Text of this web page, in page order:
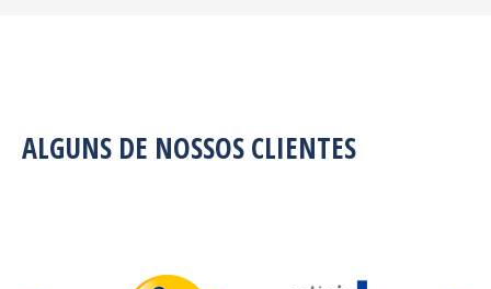
ALGUNS DE NOSSOS CLIENTES